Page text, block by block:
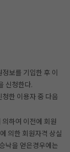
보를 기입한 후 이
신청한다.
한 이용자 중 다음
하여 이전에 회원
의한 회원자격 상실
낙을 얻은경우에는